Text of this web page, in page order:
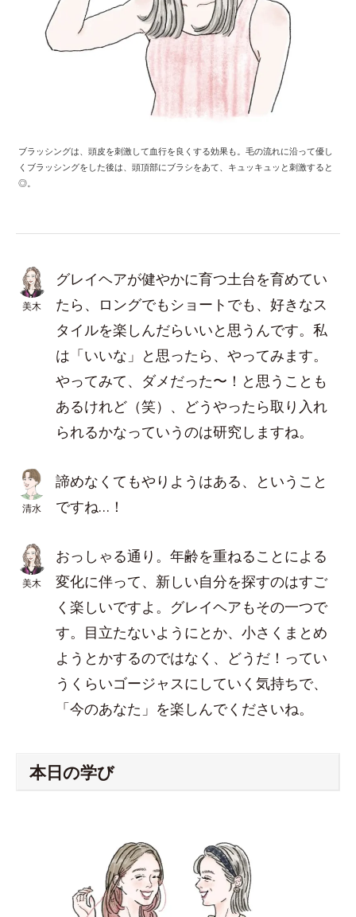
ブラッシングは、頭皮を刺激して血行を良くする効果も。毛の流れに沿って優し
くブラッシングをした後は、頭頂部にブラシをあて、キュッキュッと刺激すると
◎。
美木
グレイヘアが健やかに育つ土台を育めてい
たら、ロングでもショートでも、好きなス
タイルを楽しんだらいいと思うんです。私
は「いいな」と思ったら、やってみます。
やってみて、ダメだった〜！と思うことも
あるけれど（笑）、どうやったら取り入れ
られるかなっていうのは研究しますね。
清水
諦めなくてもやりようはある、ということ
ですね…！
美木
おっしゃる通り。年齢を重ねることによる
変化に伴って、新しい自分を探すのはすご
く楽しいですよ。グレイヘアもその一つで
す。目立たないようにとか、小さくまとめ
ようとかするのではなく、どうだ！ってい
うくらいゴージャスにしていく気持ちで、
「今のあなた」を楽しんでくださいね。
本日の学び